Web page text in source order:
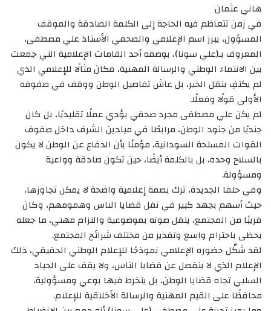
هاني عثمان
‏في زمن تتعاظم فيه الحاجة إلى الكلمة الصادقة والموقف
المسؤول، يبرز اسم الإعلامي والصحفي الأستاذ علي مصطفى،
المعروف بـ(علي سونا)، بوصفه أحد القامات الإعلامية التي جمعت
بين الانتماء الوطني والرسالة المهنية، فكان مثالًا للإعلامي الذي
لم يكتفِ بنقل الخبر، بل عاش تفاصيل الوطن ووقف في صفوفه
الأولى قولًا وفعلًا.
‏لم يكن علي مصطفى مجرد صحفي يؤدي عملًا تقليديًا، بل كان
جنديًا من جنود الوطن، مرابطًا في ميادين الشرف داخل صفوف
القوات المسلحة السودانية، مؤمنًا بأن الدفاع عن الوطن لا يكون
بالسلاح وحده، بل بالكلمة أيضًا، حين تكون صادقة وواعية
ومسؤولة.
‏وفي حلفا الجديدة، ترك بصمة إعلامية واضحة لا يمكن تجاوزها،
حيث أسهم بجهد كبير في نقل قضايا الناس وهمومهم، وكان
قريبًا من المجتمع، ينقل صوته بموضوعية والتزام مهني، ما جعله
يحظى باحترام واسع وتقدير من مختلف شرائح المجتمع.
‏لقد شكّل حضوره الإعلامي نموذجًا للإعلام الوطني الحقيقي، ذلك
الإعلام الذي لا ينفصل عن قضايا الناس، ولا يقف على الحياد
السلبي تجاه قضايا الوطن، بل ينخرط فيها بوعي ومسؤولية،
محافظًا على القيم المهنية والرسالة الأخلاقية للإعلام.